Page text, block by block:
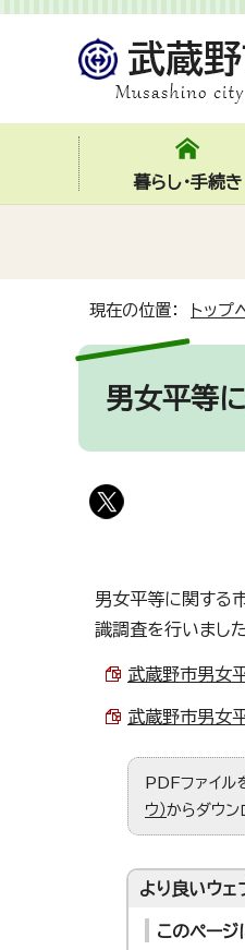
暮らし・手続き
現在の位置： トップ
男女平等
男女平等に関する
識調査を行いました
武蔵野市男女
武蔵野市男女
PDFファイ
ウ）からダウン
より良いウェ
このペー